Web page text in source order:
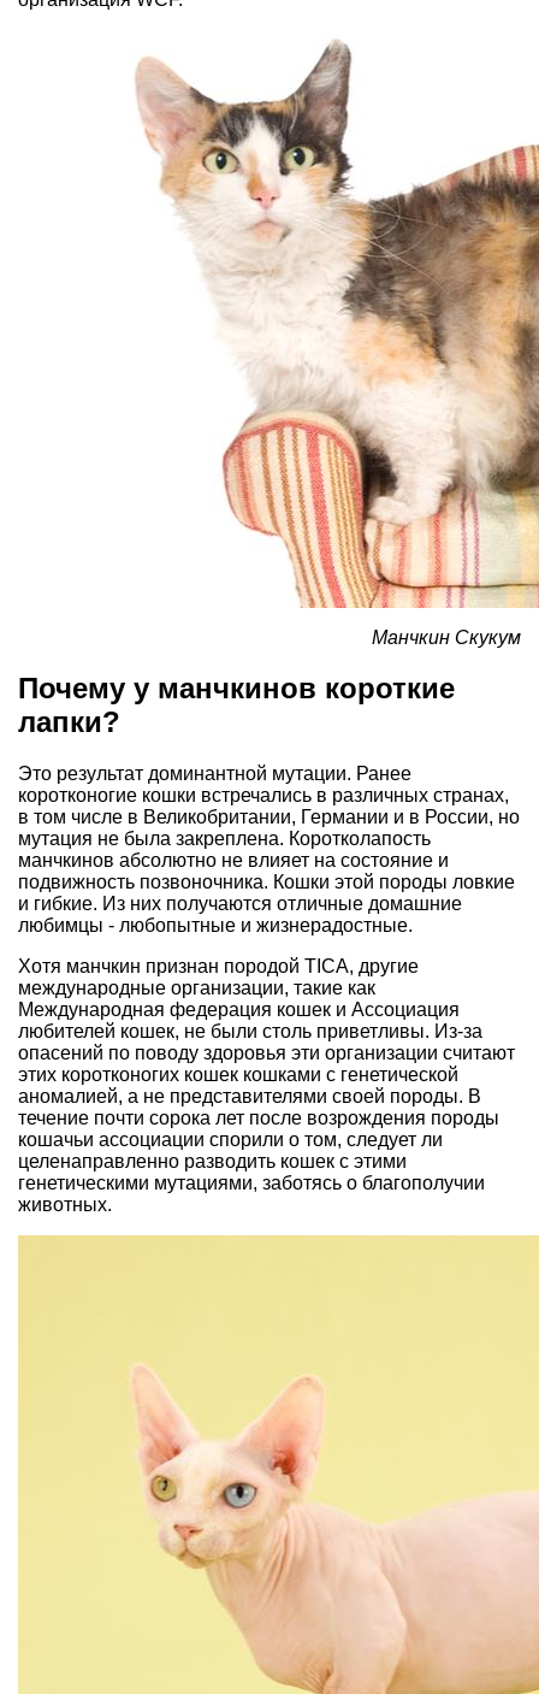
Манчкин Скукум
Почему у манчкинов короткие
лапки?
Это результат доминантной мутации. Ранее
коротконогие кошки встречались в различных странах,
в том числе в Великобритании, Германии и в России, но
мутация не была закреплена. Коротколапость
манчкинов абсолютно не влияет на состояние и
подвижность позвоночника. Кошки этой породы ловкие
и гибкие. Из них получаются отличные домашние
любимцы - любопытные и жизнерадостные.
Хотя манчкин признан породой TICA, другие
международные организации, такие как
Международная федерация кошек и Ассоциация
любителей кошек, не были столь приветливы. Из-за
опасений по поводу здоровья эти организации считают
этих коротконогих кошек кошками с генетической
аномалией, а не представителями своей породы. В
течение почти сорока лет после возрождения породы
кошачьи ассоциации спорили о том, следует ли
целенаправленно разводить кошек с этими
генетическими мутациями, заботясь о благополучии
животных.